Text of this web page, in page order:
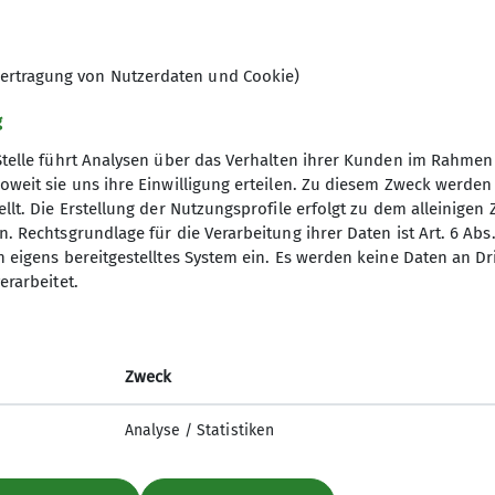
Beim Wandern hat man stets Gelegenheit,
wir möglichst Fahrgemeinschaften zu
noch ein. Das angebotene Wanderspektrum
sportlich“, sodass für jeden Geschmack und jede
in unsere sektionseigene Hütte in Heimbach-
Abende auf der Hütte genießen wir dabei
z. B. in den Harz, an Rhein und Mosel,
Programm.
willkommen, auch Neulinge, die noch nicht
im Monat im Kletterheim im Landschaftspark
NRW
Service
von Nutzerdaten und Cookie)
führt Analysen über das Verhalten ihrer Kunden im
sie uns ihre Einwilligung erteilen. Zu diesem Zweck
Die Erstellung der Nutzungsprofile erfolgt zu dem alleinigen
Rechtsgrundlage für die Verarbeitung ihrer Daten ist Art. 6
eigens bereitgestelltes System ein. Es werden keine Daten an
Zweck
Analyse / Statistiken